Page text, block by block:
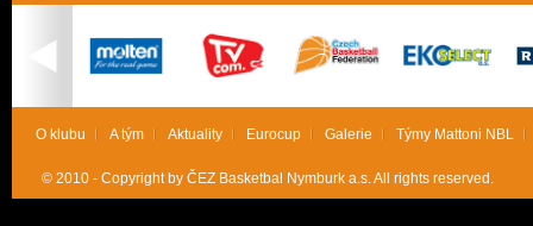
O klubu A tým Aktuality Eurocup Galerie Týmy Mattoni NBL
© 2010 - Copyright by ČEZ Basketbal Nymburk a.s. All rights reserved.